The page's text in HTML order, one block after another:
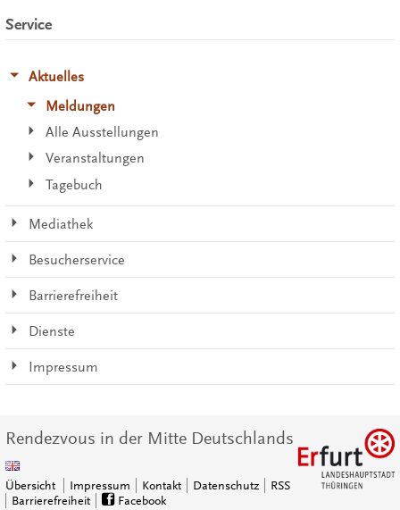
Service
Aktuelles
Meldungen
Alle Ausstellungen
Veranstaltungen
Tagebuch
Mediathek
Besucherservice
Barrierefreiheit
Dienste
Impressum
Rendezvous in der Mitte Deutschlands
Übersicht Impressum Kontakt Datenschutz
RSS
Barrierefreiheit
Facebook